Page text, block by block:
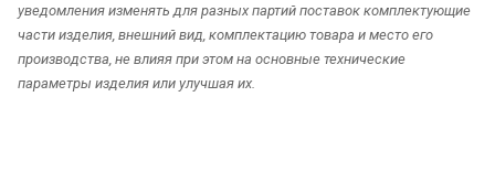
уведомления изменять для разных партий поставок комплектующие
части изделия, внешний вид, комплектацию товара и место его
производства, не влияя при этом на основные технические
параметры изделия или улучшая их.